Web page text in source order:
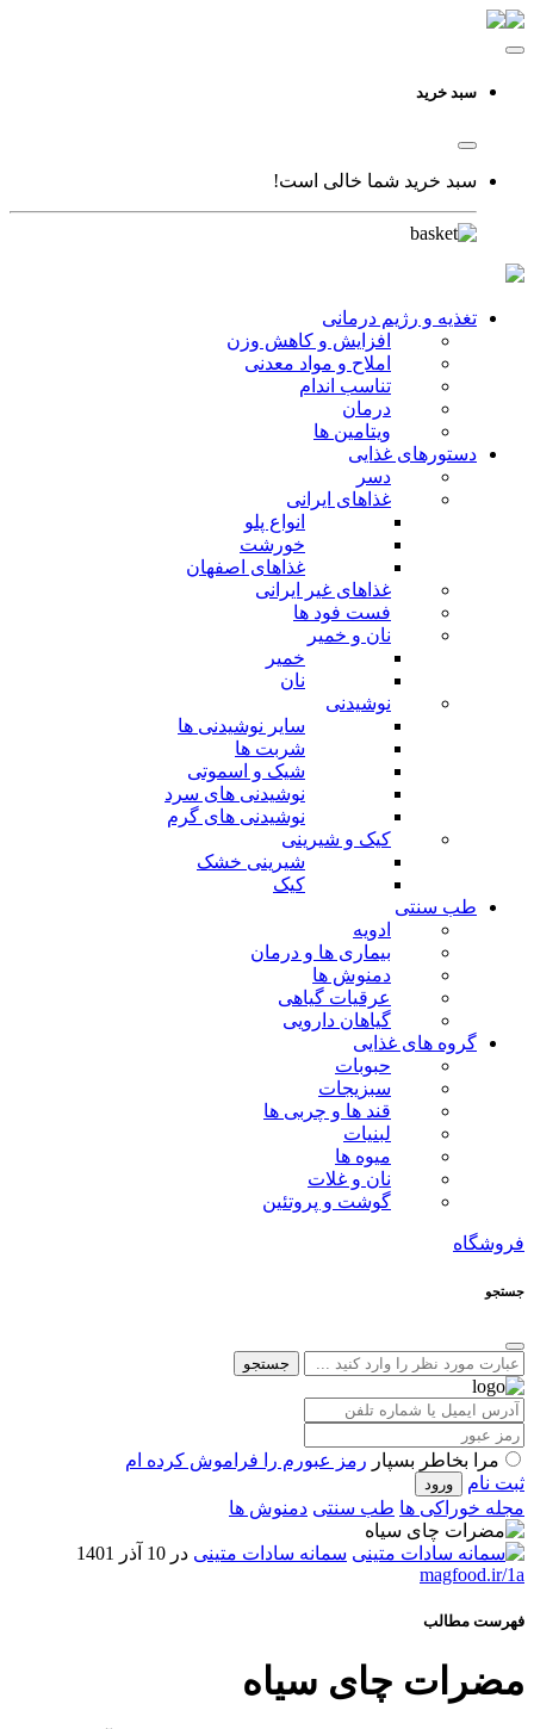
سبد خرید
سبد خرید شما خالی است!
تغذیه و رژیم درمانی
افزایش و کاهش وزن
املاح و مواد معدنی
تناسب اندام
درمان
ویتامین ها
دستورهای غذایی
دسر
غذاهای ایرانی
انواع پلو
خورشت
غذاهای اصفهان
غذاهای غیر ایرانی
فست فود ها
نان و خمیر
خمیر
نان
نوشیدنی
سایر نوشیدنی ها
شربت ها
شیک و اسموتی
نوشیدنی های سرد
نوشیدنی های گرم
کیک و شیرینی
شیرینی خشک
کیک
طب سنتی
ادویه
بیماری ها و درمان
دمنوش ها
عرقیات گیاهی
گیاهان دارویی
گروه های غذایی
حبوبات
سبزیجات
قند ها و چربی ها
لبنیات
میوه ها
نان و غلات
گوشت و پروتئین
فروشگاه
جستجو
جستجو
مرا بخاطر بسپار رمز عبورم را فراموش کرده ام
ثبت نام
مجله خوراکی ها طب سنتی دمنوش ها
سمانه سادات متینی در 10 آذر 1401
magfood.ir/1a
فهرست مطالب
مضرات چای سیاه